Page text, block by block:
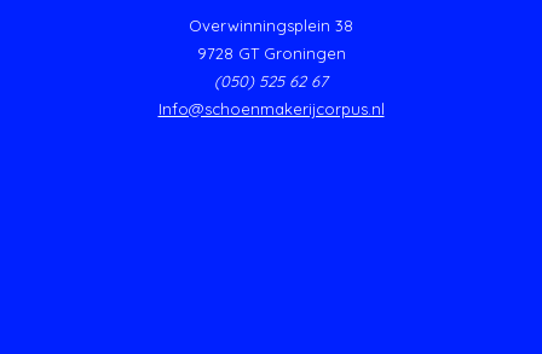
Overwinningsplein 38
9728 GT Groningen
(050) 525 62 67
Info@schoenmakerijcorpus.nl